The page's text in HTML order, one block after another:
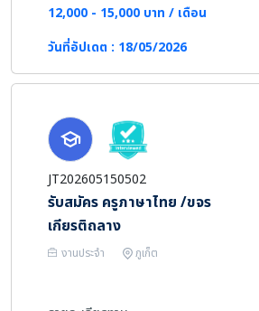
-จบการศึกษาระดับปริญญาตรี สาขาคณิต
-มีประสบการณ์ในการสอน 2-3 ปี
-หากมีใบประกอบวิชาชีพ จะพิจารณาเป็น
12,000 - 15,000 บาท / เดือน
วันที่อัปเดต : 18/05/2026
JT202605150502
รับสมัคร ครูภาษาไทย /ขจร
เกียรติถลาง
งานประจำ ภูเก็ต